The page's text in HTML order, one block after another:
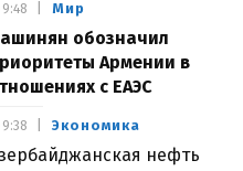
Мир
обозначил
Армении в
с ЕАЭС
9:48
Экономика
нефть
9:38